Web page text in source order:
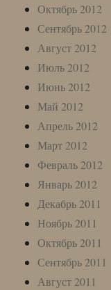
Октябрь 2012
Сентябрь 2012
Август 2012
Июль 2012
Июнь 2012
Май 2012
Апрель 2012
Март 2012
Февраль 2012
Январь 2012
Декабрь 2011
Ноябрь 2011
Октябрь 2011
Сентябрь 2011
Август 2011